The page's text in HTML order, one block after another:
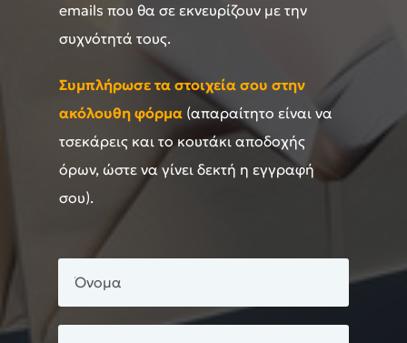
emails που θα σε εκνευρίζουν με την
συχνότητά τους.
Συμπλήρωσε τα στοιχεία σου στην
ακόλουθη φόρμα (απαραίτητο είναι να
τσεκάρεις και το κουτάκι αποδοχής
όρων, ώστε να γίνει δεκτή η εγγραφή
σου).